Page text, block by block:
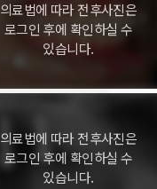
의료법에 따라 전후사진은
로그인 후에 확인하실 수
있습니다.
의료법에 따라 전후사진은
로그인 후에 확인하실 수
있습니다.